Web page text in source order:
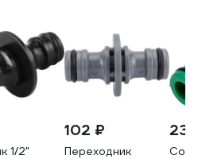
1/2"
102 ₽
Переходник